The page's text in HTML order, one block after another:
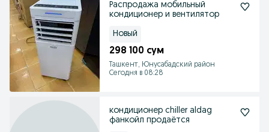
Распродажа мобильный
кондиционер и вентилятор
Новый
298 100 сум
Ташкент, Юнусабадский район
Сегодня в 08:28
кондиционер chiller aldag
фанкойл продаётся